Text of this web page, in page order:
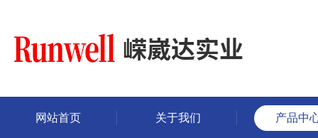
网站首页 关于我们 产品中